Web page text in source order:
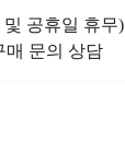
및 공휴일 휴무)
매 문의 상담